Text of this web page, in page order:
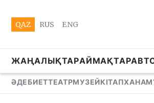
QAZ RUS ENG
ЖАҢАЛЫҚТАРАЙМАҚТАР
ӘДЕБИЕТТЕАТРМУЗЕЙКІТАПХАНА